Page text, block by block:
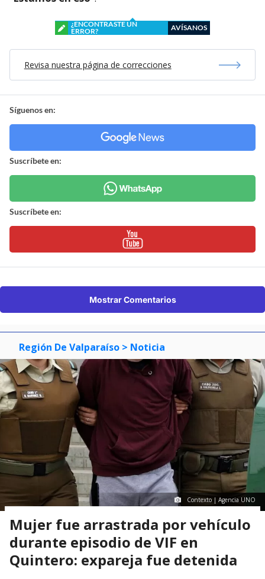
¿ENCONTRASTE UN
ERROR?
AVÍSANOS
Revisa nuestra página de correcciones
Síguenos en:
Suscríbete en:
Suscríbete en:
Mostrar Comentarios
Región De Valparaíso > Noticia
Contexto | Agencia UNO
Mujer fue arrastrada por vehículo
durante episodio de VIF en
Quintero: expareja fue detenida